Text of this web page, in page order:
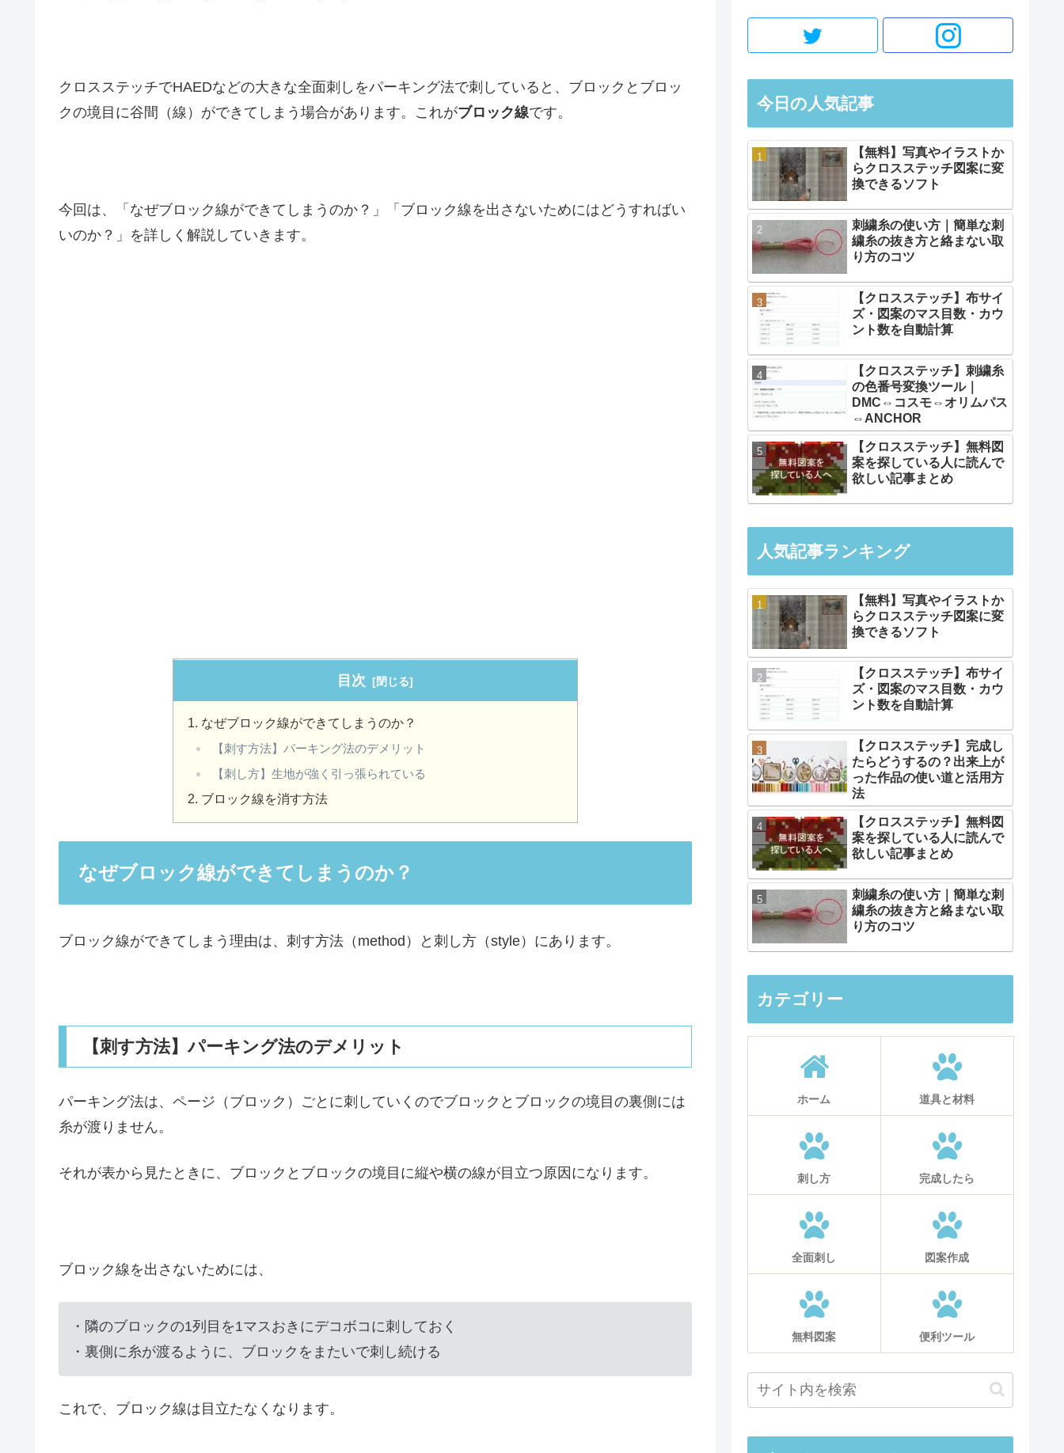
クロスステッチでHAEDなどの大きな全面刺しをパーキング法で刺していると、ブロックとブロッ
クの境目に谷間（線）ができてしまう場合があります。これがブロック線です。
今回は、「なぜブロック線ができてしまうのか？」「ブロック線を出さないためにはどうすればい
いのか？」を詳しく解説していきます。
目次
なぜブロック線ができてしまうのか？
【刺す方法】パーキング法のデメリット
【刺し方】生地が強く引っ張られている
ブロック線を消す方法
なぜブロック線ができてしまうのか？
ブロック線ができてしまう理由は、刺す方法（method）と刺し方（style）にあります。
【刺す方法】パーキング法のデメリット
パーキング法は、ページ（ブロック）ごとに刺していくのでブロックとブロックの境目の裏側には
糸が渡りません。
それが表から見たときに、ブロックとブロックの境目に縦や横の線が目立つ原因になります。
ブロック線を出さないためには、
・隣のブロックの1列目を1マスおきにデコボコに刺しておく
・裏側に糸が渡るように、ブロックをまたいで刺し続ける
これで、ブロック線は目立たなくなります。
今日の人気記事
【無料】写真やイラストか
らクロスステッチ図案に変
換できるソフト
刺繍糸の使い方｜簡単な刺
繍糸の抜き方と絡まない取
り方のコツ
【クロスステッチ】布サイ
ズ・図案のマス目数・カウ
ント数を自動計算
【クロスステッチ】刺繍糸
の色番号変換ツール｜
DMC⇔コスモ⇔オリムパス
⇔ANCHOR
【クロスステッチ】無料図
案を探している人に読んで
欲しい記事まとめ
人気記事ランキング
【無料】写真やイラストか
らクロスステッチ図案に変
換できるソフト
【クロスステッチ】布サイ
ズ・図案のマス目数・カウ
ント数を自動計算
【クロスステッチ】完成し
たらどうするの？出来上が
った作品の使い道と活用方
法
【クロスステッチ】無料図
案を探している人に読んで
欲しい記事まとめ
刺繍糸の使い方｜簡単な刺
繍糸の抜き方と絡まない取
り方のコツ
カテゴリー
ホーム 道具と材料
刺し方 完成したら
全面刺し 図案作成
無料図案 便利ツール